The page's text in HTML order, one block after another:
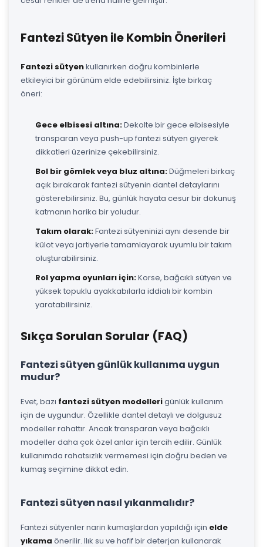
Fantezi Sütyen ile Kombin Önerileri
Fantezi sütyenkullanırken doğru kombinlerle
etkileyici bir görünüm elde edebilirsiniz. İşte birkaç
öneri:
Gece elbisesi altına:Dekolte bir gece elbisesiyle
transparan veya push-up fantezi sütyen giyerek
dikkatleri üzerinize çekebilirsiniz.
Bol bir gömlek veya bluz altına:Düğmeleri birkaç
açık bırakarak fantezi sütyenin dantel detaylarını
gösterebilirsiniz. Bu, günlük hayata cesur bir dokunuş
katmanın harika bir yoludur.
Takım olarak:Fantezi sütyeninizi aynı desende bir
külot veya jartiyerle tamamlayarak uyumlu bir takım
oluşturabilirsiniz.
Rol yapma oyunları için:Korse, bağcıklı sütyen ve
yüksek topuklu ayakkabılarla iddialı bir kombin
yaratabilirsiniz.
Sıkça Sorulan Sorular (FAQ)
Fantezi sütyen günlük kullanıma uygun
mudur?
Evet, bazı fantezi sütyen modellerigünlük kullanım
için de uygundur. Özellikle dantel detaylı ve dolgusuz
modeller rahattır. Ancak transparan veya bağcıklı
modeller daha çok özel anlar için tercih edilir. Günlük
kullanımda rahatsızlık vermemesi için doğru beden ve
kumaş seçimine dikkat edin.
Fantezi sütyen nasıl yıkanmalıdır?
Fantezi sütyenler narin kumaşlardan yapıldığı için elde
yıkama önerilir. Ilık su ve hafif bir deterjan kullanarak